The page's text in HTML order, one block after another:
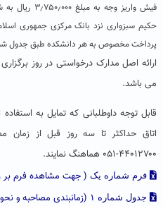
فیش واریز وجه
حکیم سبزواری نزد بانک مرکزی جمهوری
پرداخت مخصوص به هر دانشکده طبق جدول شماره ۲ (جهت بررسی
ارائه اصل مدارک درخواستی در روز
می باشد.
قابل توجه داوطلبانی که تمایل به استفاده
اتاق حداکثر تا سه روز قبل از زمان
۴۴۰۱۲۷۰۰-۰۵۱ هماهنگ نمایند.
فرم شماره یک( جهت مشاهده فرم بر
جدول شماره ۱ (زمانبندی مصاحبه و